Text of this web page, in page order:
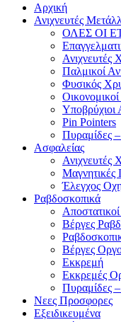
Αρχική
Ανιχνευτές
ΟΛΕΣ ΟΙ
Ανιχνευτές
Παλμικοί
Φυσικός
Οικονομικοί
Υποβρύχιοι
Pin Pointers
Πυραμίδες
Ασφαλείας
Ανιχνευτές
Μαγνητικές
Έλεγχος
Ραβδοσκοπικά
Βέργες
Βέργες
Εκκρεμή
Εκκρεμές
Πυραμίδες
Νεες Προσφορες
Εξειδικευμένα